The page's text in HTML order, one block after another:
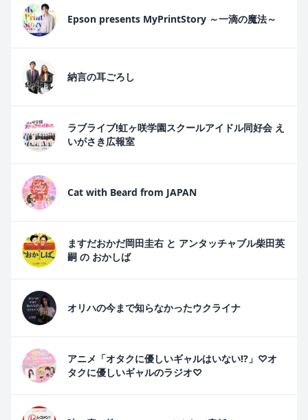
Epson presents MyPrintStory ～一滴の魔法～
納言の耳ごろし
ラブライブ!虹ヶ咲学園スクールアイドル同好会 え
いがさき広報室
Cat with Beard from JAPAN
ますだおかだ岡田圭右 と アンタッチャブル柴田英
嗣 の おかしば
オリハの今まで知らなかったウクライナ
アニメ「オタクに優しいギャルはいない!?」♡オ
タクに優しいギャルのラジオ♡